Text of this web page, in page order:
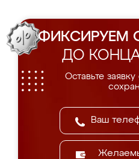
ФИКСИРУЕМ
ДО КОНЦА
Оставьте